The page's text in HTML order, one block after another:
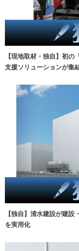
【現地取材・独自】初
支援ソリューションが集
【独自】清水建設が建
を実用化